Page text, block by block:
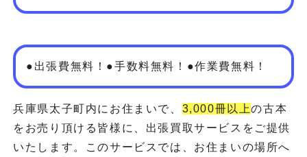
●出張費無料！●手数料無料！●作業費無料！
兵庫県太子町内にお住まいで、 3,000冊以上の古本
をお売り頂ける皆様に、出張買取サービスをご提供
いたします。このサービスでは、お住まいの場所へ